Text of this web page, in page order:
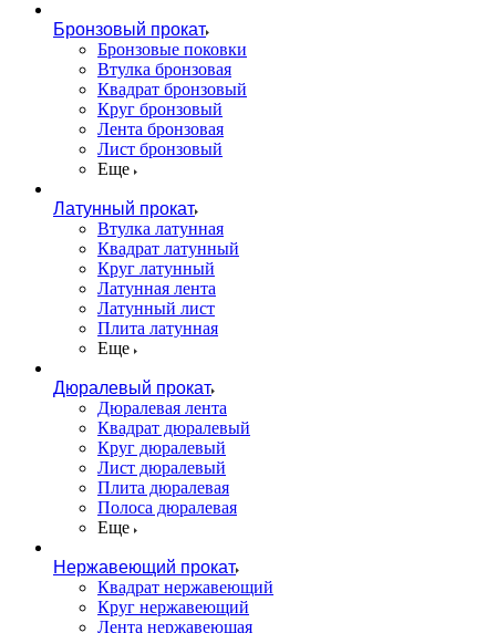
Бронзовый прокат
Бронзовые поковки
Втулка бронзовая
Квадрат бронзовый
Круг бронзовый
Лента бронзовая
Лист бронзовый
Еще
Латунный прокат
Втулка латунная
Квадрат латунный
Круг латунный
Латунная лента
Латунный лист
Плита латунная
Еще
Дюралевый прокат
Дюралевая лента
Квадрат дюралевый
Круг дюралевый
Лист дюралевый
Плита дюралевая
Полоса дюралевая
Еще
Нержавеющий прокат
Квадрат нержавеющий
Круг нержавеющий
Лента нержавеющая